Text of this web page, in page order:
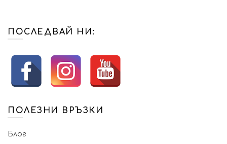
ПОСЛЕДВАЙ НИ:
ПОЛЕЗНИ ВРЪЗКИ
Блог